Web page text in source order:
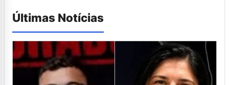
Últimas Notícias